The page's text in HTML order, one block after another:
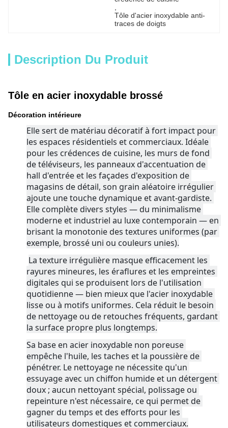
Tôle d'acier inoxydable anti-
traces de doigts
Description Du Produit
Tôle en acier inoxydable brossé
Décoration intérieure
Elle sert de matériau décoratif à fort impact pour
les espaces résidentiels et commerciaux. Idéale
pour les crédences de cuisine, les murs de fond
de téléviseurs, les panneaux d'accentuation de
hall d'entrée et les façades d'exposition de
magasins de détail, son grain aléatoire irrégulier
ajoute une touche dynamique et avant-gardiste.
Elle complète divers styles — du minimalisme
moderne et industriel au luxe contemporain — en
brisant la monotonie des textures uniformes (par
exemple, brossé uni ou couleurs unies).
La texture irrégulière masque efficacement les
rayures mineures, les éraflures et les empreintes
digitales qui se produisent lors de l'utilisation
quotidienne — bien mieux que l'acier inoxydable
lisse ou à motifs uniformes. Cela réduit le besoin
de nettoyage ou de retouches fréquents, gardant
la surface propre plus longtemps.
Sa base en acier inoxydable non poreuse
empêche l'huile, les taches et la poussière de
pénétrer. Le nettoyage ne nécessite qu'un
essuyage avec un chiffon humide et un détergent
doux ; aucun nettoyant spécial, polissage ou
repeinture n'est nécessaire, ce qui permet de
gagner du temps et des efforts pour les
utilisateurs domestiques et commerciaux.